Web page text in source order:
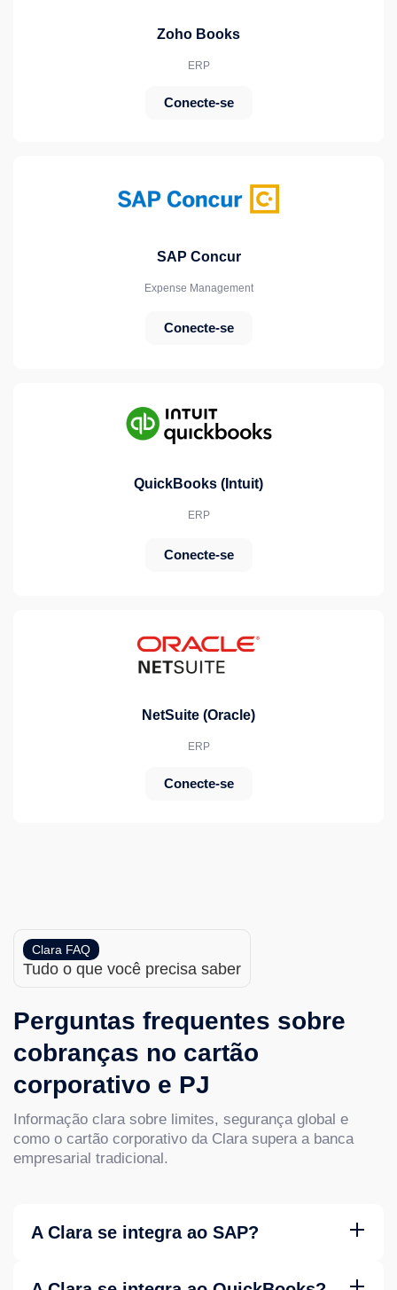
Zoho Books
ERP
Conecte-se
SAP Concur
Expense Management
Conecte-se
QuickBooks (Intuit)
ERP
Conecte-se
NetSuite (Oracle)
ERP
Conecte-se
Clara FAQ
Tudo o que você precisa saber
Perguntas frequentes sobre
cobranças no cartão
corporativo e PJ
Informação clara sobre limites, segurança global e
como o cartão corporativo da Clara supera a banca
empresarial tradicional.
A Clara se integra ao SAP?
Business One) e ao SAP Concur. As transações são